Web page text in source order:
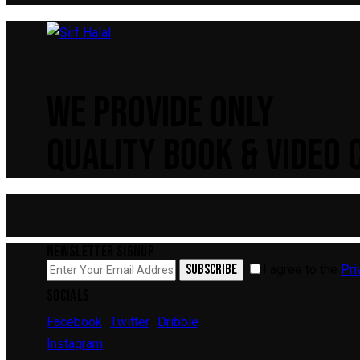
SUBSCRIBE
Facebook Twitter Dribble
Instagram